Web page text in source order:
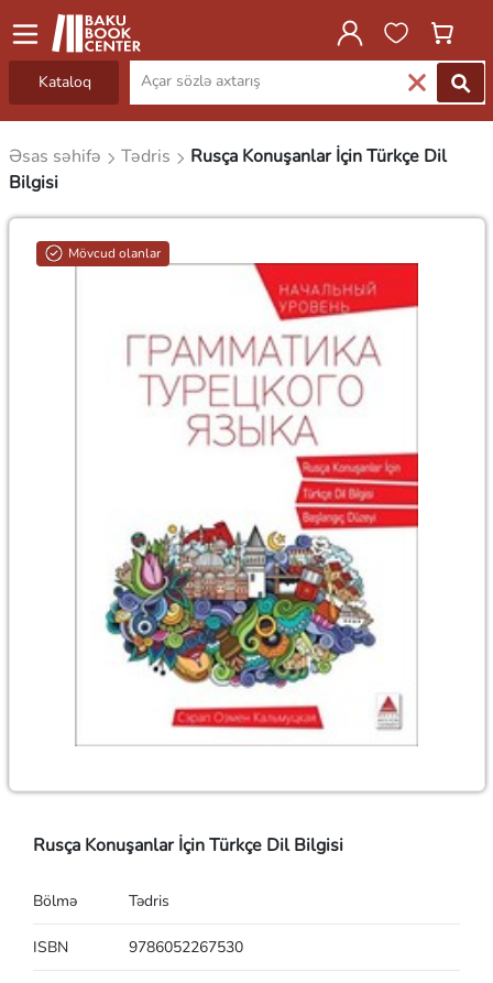
Kataloq
Əsas səhifə Tədris
Rusça Konuşanlar İçin Türkçe Dil
Bilgisi
Mövcud olanlar
Rusça Konuşanlar İçin Türkçe Dil Bilgisi
Bölmə Tədris
ISBN 9786052267530